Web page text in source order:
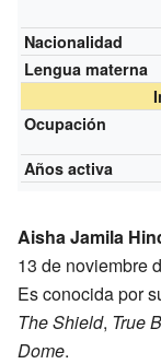
Nacionalidad
Lengua materna
Ocupación
Años activa
Aisha Jamila
13 de noviembre
Es conocida por
The Shield, True
Dome.